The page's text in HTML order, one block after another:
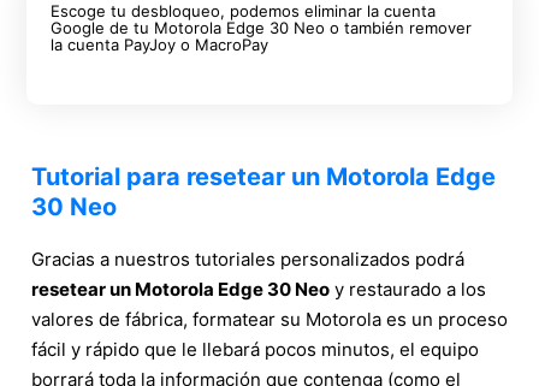
Escoge tu desbloqueo, podemos eliminar la cuenta
Google de tu Motorola Edge 30 Neo o también remover
la cuenta PayJoy o MacroPay
Tutorial para resetear un Motorola Edge
30 Neo
Gracias a nuestros tutoriales personalizados podrá
resetear un Motorola Edge 30 Neo y restaurado a los
valores de fábrica, formatear su Motorola es un proceso
fácil y rápido que le llebará pocos minutos, el equipo
borrará toda la información que contenga (como el